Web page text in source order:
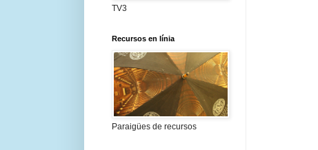
TV3
Recursos en línia
Paraigües de recursos